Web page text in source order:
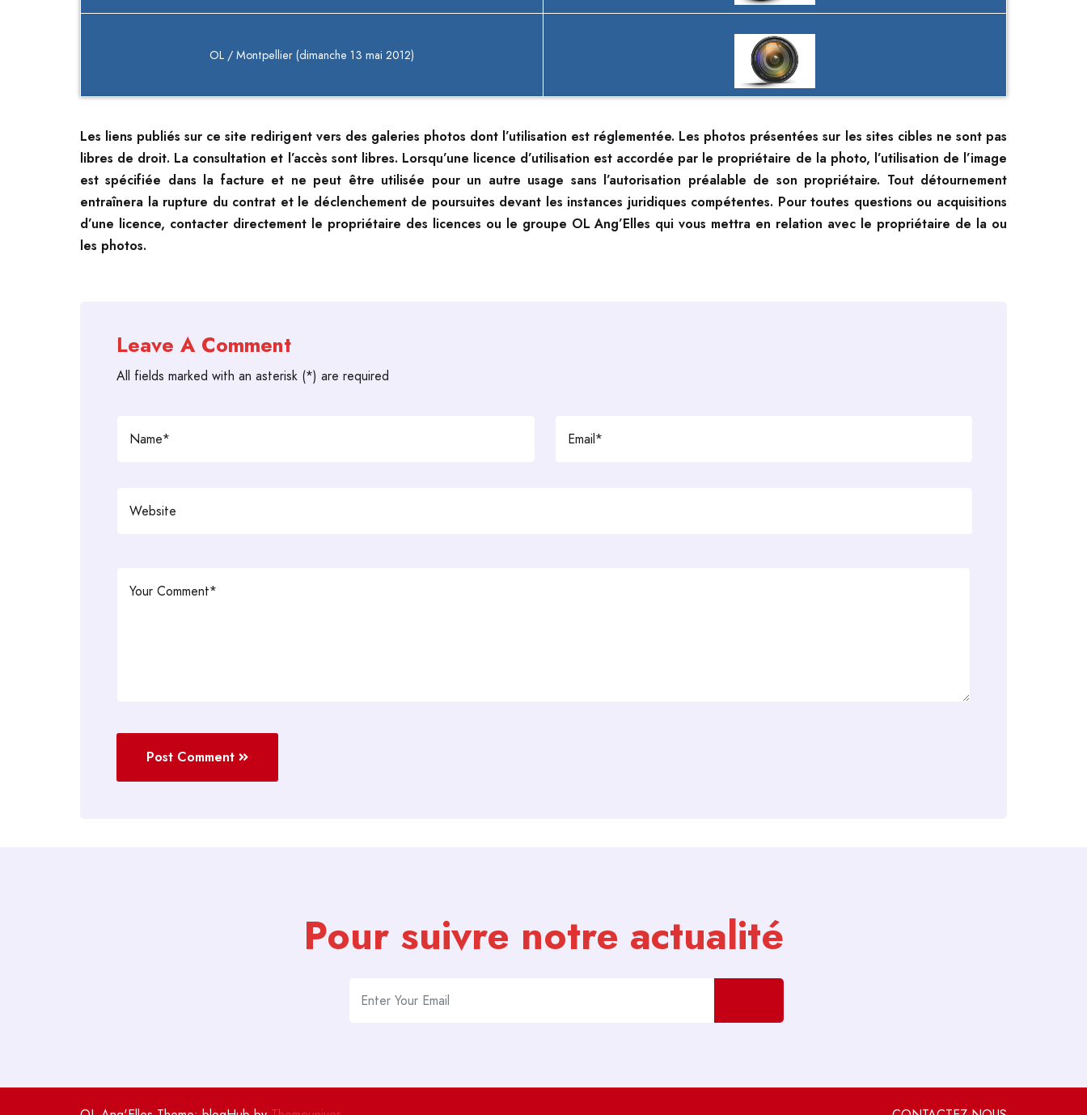
OL / Montpellier (dimanche 13 mai 2012)
Les liens publiés sur ce site redirigent vers des galeries photos dont l’utilisation est réglementée. Les photos présentées sur les sites cibles ne sont pas
libres de droit. La consultation et l’accès sont libres. Lorsqu’une licence d’utilisation est accordée par le propriétaire de la photo, l’utilisation de l’image
est spécifiée dans la facture et ne peut être utilisée pour un autre usage sans l’autorisation préalable de son propriétaire. Tout détournement
entraînera la rupture du contrat et le déclenchement de poursuites devant les instances juridiques compétentes. Pour toutes questions ou acquisitions
d’une licence, contacter directement le propriétaire des licences ou le groupe OL Ang’Elles qui vous mettra en relation avec le propriétaire de la ou
les photos.
Leave A Comment
All fields marked with an asterisk (*) are required
Post Comment
Pour suivre notre actualité